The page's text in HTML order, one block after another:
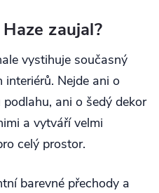
zaujal?
vystihuje současný
Nejde ani o
ani o šedý dekor
a vytváří velmi
celý prostor.
barevné přechody a